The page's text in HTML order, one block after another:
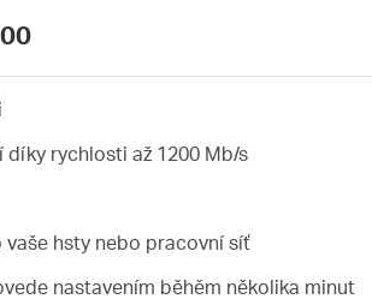
rychlosti až 1200 Mb/s
hsty nebo pracovní síť
nastavením běhěm několika minut